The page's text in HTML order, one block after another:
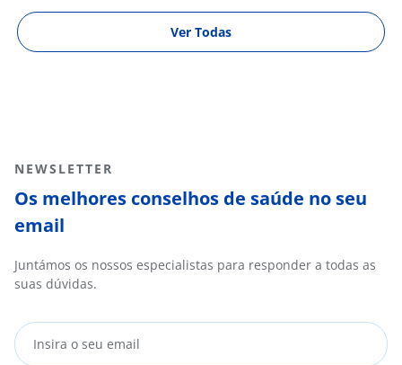
Ver Todas
NEWSLETTER
Os melhores conselhos de saúde no seu
email
Juntámos os nossos especialistas para responder a todas as
suas dúvidas.